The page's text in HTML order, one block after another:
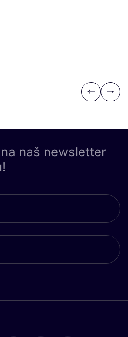
Previous
Next
naš newsletter